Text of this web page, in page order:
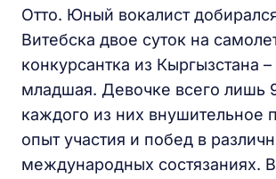
Отто. Юный вокалист
Витебска двое суток на
конкурсантка из Кыргызстана
младшая. Девочке всего лишь
каждого из них внушительное
опыт участия и побед в
международных состязаниях.